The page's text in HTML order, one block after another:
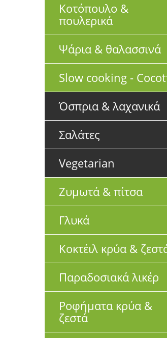
Κοτόπουλο &
πουλερικά
Ψάρια & θαλασσινά
Slow cooking -
Όσπρια & λαχανικά
Σαλάτες
Vegetarian
Ζυμωτά & πίτσα
Γλυκά
Κοκτέιλ κρύα &
Παραδοσιακά λικέρ
Ροφήματα κρύα &
ζεστά